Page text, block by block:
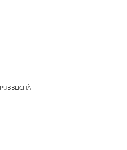
PUBBLICITÀ